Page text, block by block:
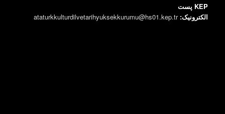
KEP پست
الکترونیک:ataturkkulturdilvetarihyuksekkurumu@hs01.kep.tr